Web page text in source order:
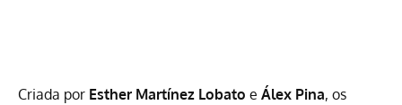
Criada por Esther Martínez Lobato e Álex Pina, os